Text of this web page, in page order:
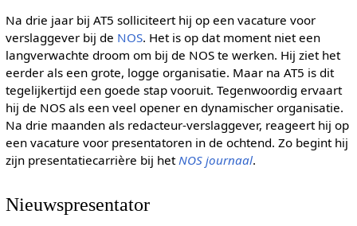
Na drie jaar bij AT5 solliciteert hij op een vacature voor
verslaggever bij de NOS. Het is op dat moment niet een
langverwachte droom om bij de NOS te werken. Hij ziet het
eerder als een grote, logge organisatie. Maar na AT5 is dit
tegelijkertijd een goede stap vooruit. Tegenwoordig ervaart
hij de NOS als een veel opener en dynamischer organisatie.
Na drie maanden als redacteur-verslaggever, reageert hij op
een vacature voor presentatoren in de ochtend. Zo begint hij
zijn presentatiecarrière bij hetNOS journaal.
Nieuwspresentator